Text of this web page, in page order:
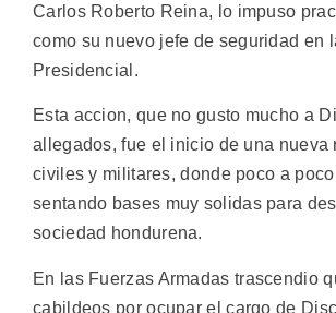
Carlos Roberto Reina, lo impuso
como su nuevo jefe de seguridad en
Presidencial.
Esta accion, que no gusto mucho a
allegados, fue el inicio de una nueva
civiles y militares, donde poco a
sentando bases muy solidas para
sociedad hondurena.
En las Fuerzas Armadas trascendio
cabildeos por ocupar el cargo de